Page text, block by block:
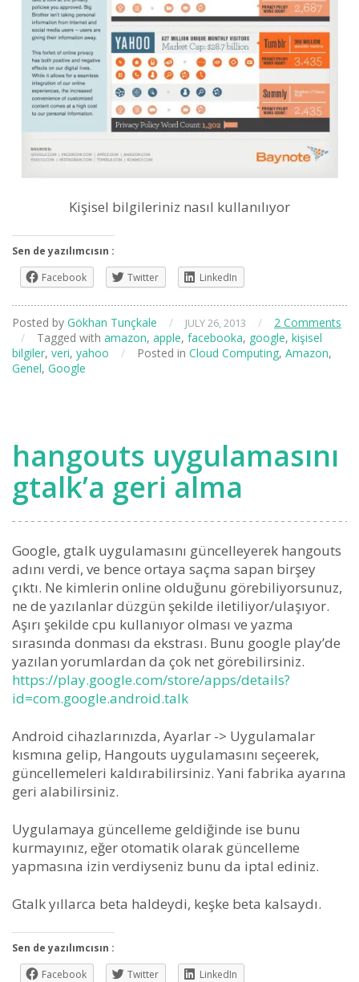
Kişisel bilgileriniz nasıl kullanılıyor
Sen de yazılımcısın :
Facebook
Twitter LinkedIn
Posted by Gökhan Tunçkale / JULY 26, 2013 /
2 Comments
/
Tagged with amazon, apple, facebooka, google, kişisel
bilgiler, veri, yahoo / Posted in Cloud Computing, Amazon,
Genel, Google
hangouts uygulamasını
gtalk’a geri alma
Google, gtalk uygulamasını güncelleyerek hangouts
adını verdi, ve bence ortaya saçma sapan birşey
çıktı. Ne kimlerin online olduğunu görebiliyorsunuz,
ne de yazılanlar düzgün şekilde iletiliyor/ulaşıyor.
Aşırı şekilde cpu kullanıyor olması ve yazma
sırasında donması da ekstrası. Bunu google play’de
yazılan yorumlardan da çok net görebilirsiniz.
https://play.google.com/store/apps/details?
id=com.google.android.talk
Android cihazlarınızda, Ayarlar -> Uygulamalar
kısmına gelip, Hangouts uygulamasını seçeerek,
güncellemeleri kaldırabilirsiniz. Yani fabrika ayarına
geri alabilirsiniz.
Uygulamaya güncelleme geldiğinde ise bunu
kurmayınız, eğer otomatik olarak güncelleme
yapmasına izin verdiyseniz bunu da iptal ediniz.
Gtalk yıllarca beta haldeydi, keşke beta kalsaydı.
Sen de yazılımcısın :
Facebook
Twitter LinkedIn